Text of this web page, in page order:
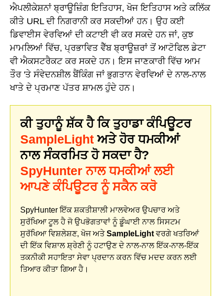
ਐਪਲੀਕੇਸ਼ਨਾਂ ਬ੍ਰਾਊਜ਼ਿੰਗ ਇਤਿਹਾਸ, ਖੋਜ ਇਤਿਹਾਸ ਅਤੇ ਕਲਿੱਕ
ਕੀਤੇ URL ਦੀ ਨਿਗਰਾਨੀ ਕਰ ਸਕਦੀਆਂ ਹਨ। ਉਹ ਕਈ
ਡਿਵਾਈਸ ਵੇਰਵਿਆਂ ਦੀ ਕਟਾਈ ਵੀ ਕਰ ਸਕਦੇ ਹਨ ਜਾਂ, ਕੁਝ
ਮਾਮਲਿਆਂ ਵਿੱਚ, ਪ੍ਰਭਾਵਿਤ ਵੈੱਬ ਬ੍ਰਾਊਜ਼ਰਾਂ ਤੋਂ ਆਟੋਫਿਲ ਡੇਟਾ
ਵੀ ਐਕਸਟਰੈਕਟ ਕਰ ਸਕਦੇ ਹਨ। ਇਸ ਜਾਣਕਾਰੀ ਵਿੱਚ ਆਮ
ਤੌਰ 'ਤੇ ਸੰਵੇਦਨਸ਼ੀਲ ਬੈਂਕਿੰਗ ਜਾਂ ਭੁਗਤਾਨ ਵੇਰਵਿਆਂ ਦੇ ਨਾਲ-ਨਾਲ
ਖਾਤੇ ਦੇ ਪ੍ਰਮਾਣ ਪੱਤਰ ਸ਼ਾਮਲ ਹੁੰਦੇ ਹਨ।
ਕੀ ਤੁਹਾਨੂੰ ਸ਼ੱਕ ਹੈ ਕਿ ਤੁਹਾਡਾ ਕੰਪਿਊਟਰ
SampleLight ਅਤੇ ਹੋਰ ਧਮਕੀਆਂ
ਨਾਲ ਸੰਕਰਮਿਤ ਹੋ ਸਕਦਾ ਹੈ?
SpyHunter ਨਾਲ ਧਮਕੀਆਂ ਲਈ
ਆਪਣੇ ਕੰਪਿਊਟਰ ਨੂੰ ਸਕੈਨ ਕਰੋ
SpyHunter ਇੱਕ ਸ਼ਕਤੀਸ਼ਾਲੀ ਮਾਲਵੇਅਰ ਉਪਚਾਰ ਅਤੇ
ਸੁਰੱਖਿਆ ਟੂਲ ਹੈ ਜੋ ਉਪਭੋਗਤਾਵਾਂ ਨੂੰ ਡੂੰਘਾਈ ਨਾਲ ਸਿਸਟਮ
ਸੁਰੱਖਿਆ ਵਿਸ਼ਲੇਸ਼ਣ, ਖੋਜ ਅਤੇSampleLight ਵਰਗੇ ਖਤਰਿਆਂ
ਦੀ ਇੱਕ ਵਿਸ਼ਾਲ ਸ਼੍ਰੇਣੀ ਨੂੰ ਹਟਾਉਣ ਦੇ ਨਾਲ-ਨਾਲ ਇੱਕ-ਨਾਲ-ਇੱਕ
ਤਕਨੀਕੀ ਸਹਾਇਤਾ ਸੇਵਾ ਪ੍ਰਦਾਨ ਕਰਨ ਵਿੱਚ ਮਦਦ ਕਰਨ ਲਈ
ਤਿਆਰ ਕੀਤਾ ਗਿਆ ਹੈ।